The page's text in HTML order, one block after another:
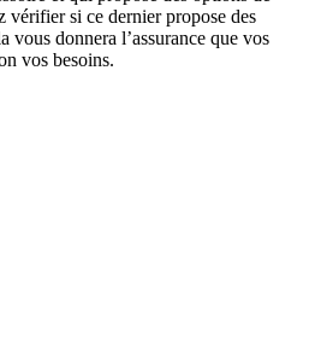
vérifier si ce dernier propose des
vous donnera l’assurance que vos
vos besoins.